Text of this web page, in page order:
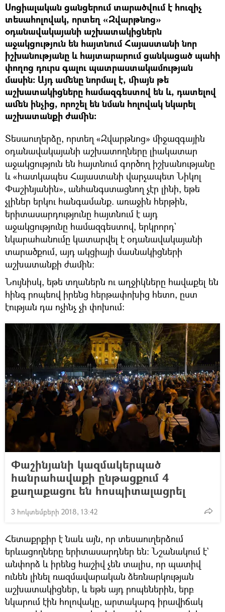
Սոցիալական ցանցերում տարածվում է հուզիչ
տեսահոլովակ, որտեղ «Զվարթնոց»
օդանավակայանի աշխատակիցներն
աջակցություն են հայտնում Հայաստանի նոր
իշխանությանը և հայտարարում ցանկացած պահի
փողոց դուրս գալու պատրաստակամության
մասին։ Այդ ամենը նորմալ է, միայն թե
աշխատակիցները համազգեստով են և, դատելով
ամեն ինչից, որոշել են նման հոլովակ նկարել
աշխատանքի ժամին։
Տեսաուղերձը, որտեղ «Զվարթնոց» միջազգային
օդանավակայանի աշխատողները լիակատար
աջակցություն են հայտնում գործող իշխանությանը
և «հատկապես Հայաստանի վարչապետ Նիկոլ
Փաշինյանին», անհանգստացնող չէր լինի, եթե
չլիներ երկու հանգամանք. առաջին հերթին,
երիտասարդությունը հայտնում է այդ
աջակցությունը համազգեստով, երկրորդ`
նկարահանումը կատարվել է օդանավակայանի
տարածքում, այդ ակցիայի մասնակիցների
աշխատանքի ժամին։
Նույնիսկ, եթե տղաներն ու աղջիկները հավաքել են
հինգ րոպեով իրենց հերթափոխից հետո, ըստ
էության դա ոչինչ չի փոխում։
Փաշինյանի կազմակերպած
հանրահավաքի ընթացքում 4
քաղաքացու են հոսպիտալացրել
3 հոկտեմբերի 2018, 13:42
Հետաքրքիր է նաև այն, որ տեսաուղերձում
երևացողները երիտասարդներ են։ Նշանակում է`
անփորձ և իրենց հաշիվ չեն տալիս, որ պատիվ
ունեն լինել ռազմավարական ձեռնարկության
աշխատակիցներ, և եթե այդ րոպեներին, երբ
նկարում էին հոլովակը, արտակարգ իրավիճակ